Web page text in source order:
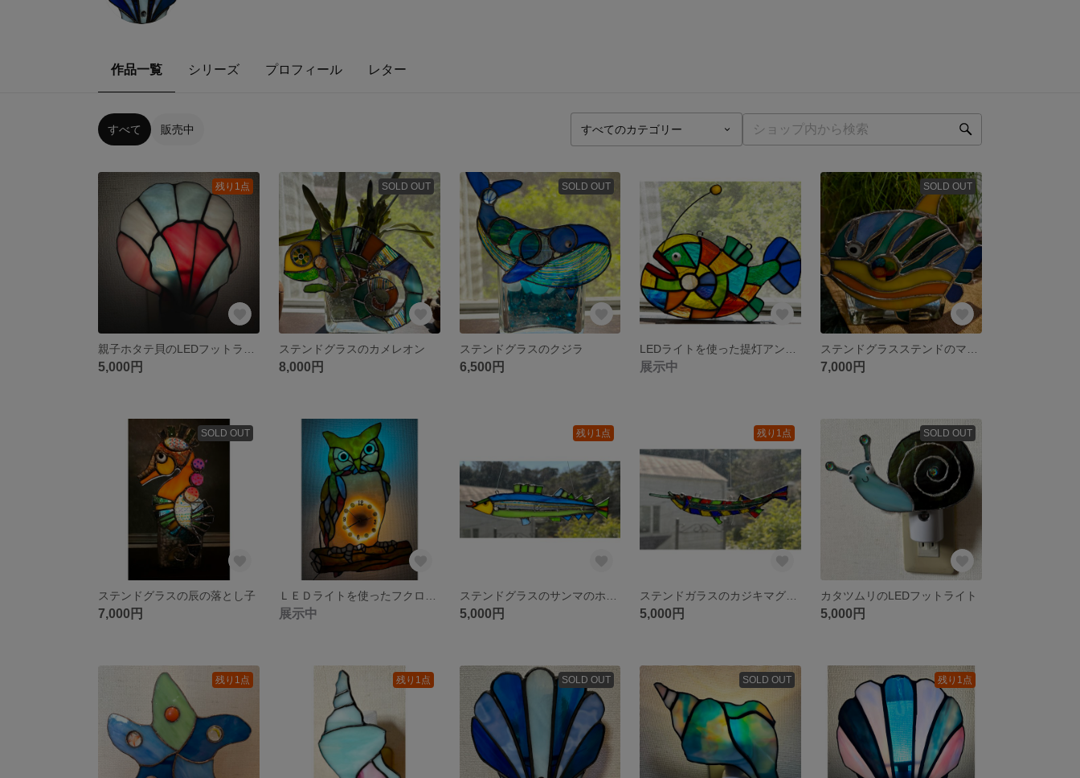
作品一覧 シリーズ プロフィール レター
すべて 販売中
残り1点
5,000円
SOLD OUT
ステンドグラスのカメレオン
8,000円
SOLD OUT
ステンドグラスのクジラ
6,500円 展示中
SOLD OUT
7,000円
SOLD OUT
ステンドグラスの辰の落とし子
7,000円 展示中
残り1点
5,000円
残り1点
5,000円
SOLD OUT
カタツムリのLEDフットライト
5,000円
残り1点 残り1点 SOLD OUT SOLD OUT 残り1点